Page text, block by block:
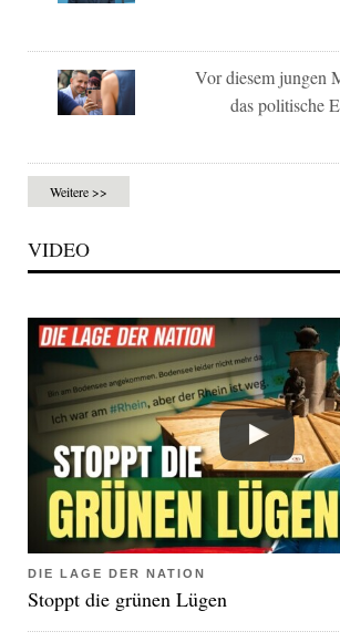
Vor diesem jungen
das politische
Weitere >>
VIDEO
DIE LAGE DER NATION
Stoppt die grünen Lügen